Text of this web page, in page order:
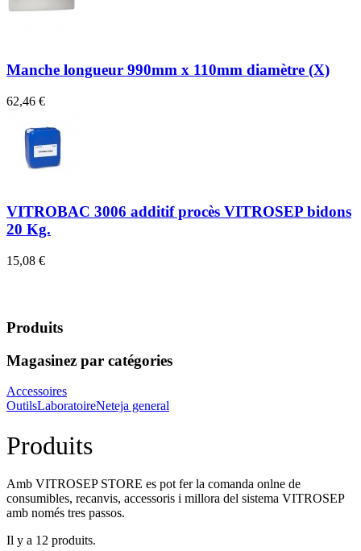
Manche longueur 990mm x 110mm diamètre (X)
62,46 €
VITROBAC 3006 additif procès VITROSEP bidons
20 Kg.
15,08 €
Produits
Magasinez par catégories
Accessoires
OutilsLaboratoireNeteja general
Produits
Amb VITROSEP STORE es pot fer la comanda onlne de
consumibles, recanvis, accessoris i millora del sistema VITROSEP
amb només tres passos.
Il y a 12 produits.